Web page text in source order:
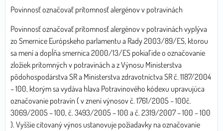
Povinnosť označovať prítomnosť alergénov v potravinách
Povinnosť označovať prítomnosť alergénov v potravinách vyplýva
zo Smernice Európskeho parlamentu a Rady 2003/89/ES, ktorou
sa mení a dopĺňa smernica 2000/13/ES pokiaľ ide o označovanie
zložiek prítomných v potravinách a z Výnosu Ministerstva
pôdohospodárstva SR a Ministerstva zdravotníctva SR č. 1187/2004
– 100, ktorým sa vydáva hlava Potravinového kódexu upravujúca
označovanie potravín ( v znení výnosov č. 1761/2005 – 100č.
3069/2005 – 100, č. 3493/2005 – 100 a č. 2319/2007 – 100 – 100
). Vyššie citovaný výnos ustanovuje požiadavky na označovanie